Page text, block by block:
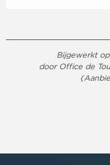
Bijgewerkt
door Office de